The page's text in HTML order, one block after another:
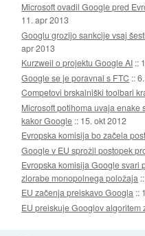
Microsoft ovadil Google pred
11. apr 2013
Googlu grozijo sankcije vsaj
apr 2013
Kurzweil o projektu Google AI ::
Google se je poravnal s FTC ::
Competovi brskalniški toolbari
Microsoft potihoma uvaja enake
kakor Google :: 15. okt 2012
Evropska komisija bo začela
Google v EU sprožil postopek
Evropska komisija Google svari
zlorabe monopolnega položaja
EU začenja preiskavo Googla ::
EU preiskuje Googlov algoritem